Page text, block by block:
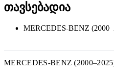
თავსებადია
MERCEDES-BENZ
MERCEDES-BENZ